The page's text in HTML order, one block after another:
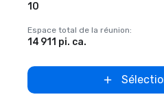
10
Espace total de la réunion:
14 911 pi. ca.